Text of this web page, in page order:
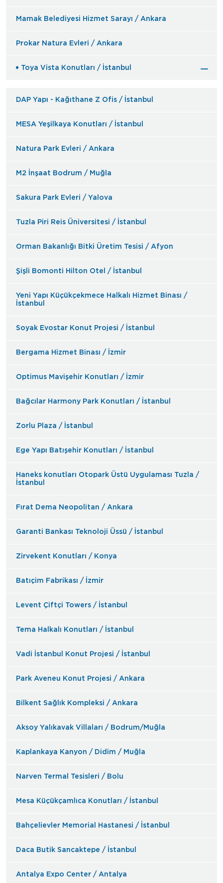
Mamak Belediyesi Hizmet Sarayı / Ankara
Prokar Natura Evleri / Ankara
Toya Vista Konutları / İstanbul
DAP Yapı - Kağıthane Z Ofis / İstanbul
MESA Yeşilkaya Konutları / İstanbul
Natura Park Evleri / Ankara
M2 İnşaat Bodrum / Muğla
Sakura Park Evleri / Yalova
Tuzla Piri Reis Üniversitesi / İstanbul
Orman Bakanlığı Bitki Üretim Tesisi / Afyon
Şişli Bomonti Hilton Otel / İstanbul
Yeni Yapı Küçükçekmece Halkalı Hizmet Binası /
İstanbul
Soyak Evostar Konut Projesi / İstanbul
Bergama Hizmet Binası / İzmir
Optimus Mavişehir Konutları / İzmir
Bağcılar Harmony Park Konutları / İstanbul
Zorlu Plaza / İstanbul
Ege Yapı Batışehir Konutları / İstanbul
Haneks konutları Otopark Üstü Uygulaması Tuzla /
İstanbul
Fırat Dema Neopolitan / Ankara
Garanti Bankası Teknoloji Üssü / İstanbul
Zirvekent Konutları / Konya
Batıçim Fabrikası / İzmir
Levent Çiftçi Towers / İstanbul
Tema Halkalı Konutları / İstanbul
Vadi İstanbul Konut Projesi / İstanbul
Park Aveneu Konut Projesi / Ankara
Bilkent Sağlık Kompleksi / Ankara
Aksoy Yalıkavak Villaları / Bodrum/Muğla
Kaplankaya Kanyon / Didim / Muğla
Narven Termal Tesisleri / Bolu
Mesa Küçükçamlıca Konutları / İstanbul
Bahçelievler Memorial Hastanesi / İstanbul
Daca Butik Sancaktepe / İstanbul
Antalya Expo Center / Antalya